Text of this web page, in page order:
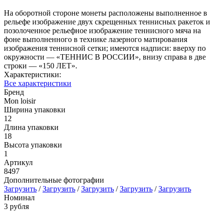
На оборотной стороне монеты расположены выполненное в
рельефе изображение двух скрещенных теннисных ракеток и
позолоченное рельефное изображение теннисного мяча на
фоне выполненного в технике лазерного матирования
изображения теннисной сетки; имеются надписи: вверху по
окружности — «ТЕННИС В РОССИИ», внизу справа в две
строки — «150 ЛЕТ».
Характеристики:
Все характеристики
Бренд
Mon loisir
Ширина упаковки
12
Длина упаковки
18
Высота упаковки
1
Артикул
8497
Дополнительные фотографии
Загрузить /Загрузить /Загрузить /Загрузить /Загрузить
Номинал
3 рубля